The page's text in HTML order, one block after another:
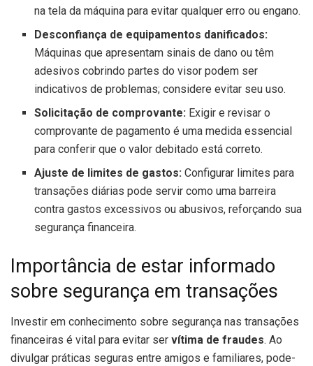
na tela da máquina para evitar qualquer erro ou engano.
Desconfiança de equipamentos danificados:
Máquinas que apresentam sinais de dano ou têm
adesivos cobrindo partes do visor podem ser
indicativos de problemas; considere evitar seu uso.
Solicitação de comprovante: Exigir e revisar o
comprovante de pagamento é uma medida essencial
para conferir que o valor debitado está correto.
Ajuste de limites de gastos:Configurar limites para
transações diárias pode servir como uma barreira
contra gastos excessivos ou abusivos, reforçando sua
segurança financeira.
Importância de estar informado
sobre segurança em transações
Investir em conhecimento sobre segurança nas transações
financeiras é vital para evitar ser vítima de fraudes. Ao
divulgar práticas seguras entre amigos e familiares, pode-